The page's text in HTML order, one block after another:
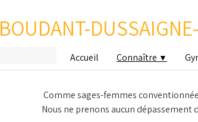
BOUDANT-
Accueil Connaître ▼
Comme sages-femmes
Nous ne prenons aucun dépassement